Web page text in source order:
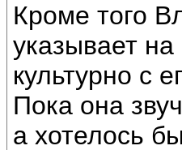
Кроме того
указывает
культурно с
Пока она
а хотелось